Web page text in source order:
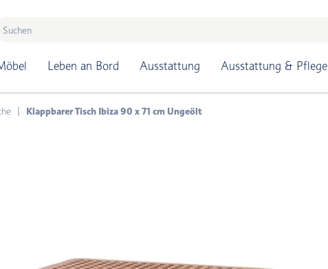
Leben an Bord Ausstattung Ausstattung & Pflege
Klappbarer Tisch Ibiza 90 x 71 cm Ungeölt